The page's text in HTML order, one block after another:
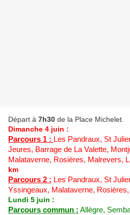
Départ à 7h30 de la Place Michelet.
Dimanche 4 juin :
Parcours 1 : Les Pandraux, St
Jeures, Barrage de La Valette,
Malataverne, Rosières, Malrevers,
km
Parcours 2 : Les Pandraux, St
Yssingeaux, Malataverne,
Lundi 5 juin :
Parcours commun : Allègre,